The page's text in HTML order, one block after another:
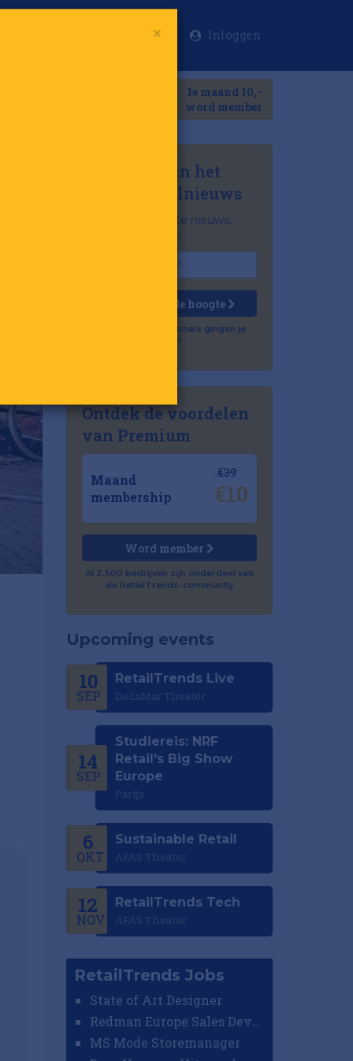
Inloggen
1e maand 10,-
word member
Mis niets van het
laatste retailnieuws
Het belangrijkste nieuws,
gratis in je inbox
Houd mij op de hoogte
Al 57.500 professionals gingen je
voor!
Ontdek de voordelen
van Premium
Maand
membership
€39
€10
Word member
Al 2.500 bedrijven zijn onderdeel van
de RetailTrends-community
Upcoming events
10
SEP
RetailTrends Live
DeLaMar Theater
14
SEP
Studiereis: NRF
Retail's Big Show
Europe
Parijs
6
OKT
Sustainable Retail
AFAS Theater
12
NOV
RetailTrends Tech
AFAS Theater
RetailTrends Jobs
State of Art Designer
MS Mode Storemanager